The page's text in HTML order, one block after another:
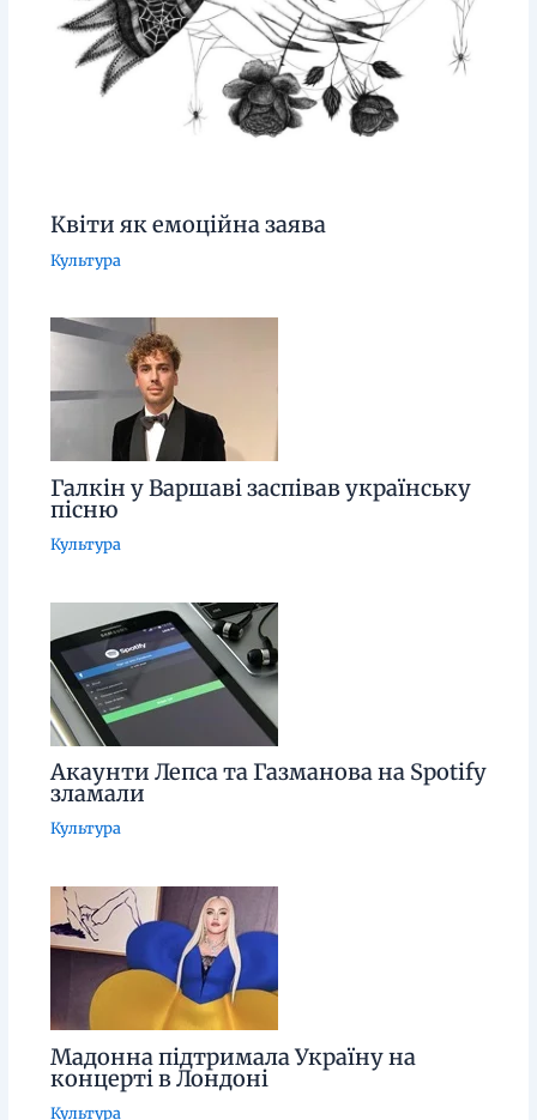
Квіти як емоційна заява
Культура
Галкін у Варшаві заспівав українську
пісню
Культура
Акаунти Лепса та Газманова на Spotify
зламали
Культура
Мадонна підтримала Україну на
концерті в Лондоні
Культура